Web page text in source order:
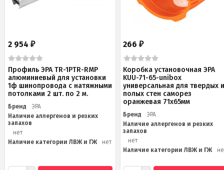
2 954 ₽
Профиль ЭРА TR-1PTR-RMP
алюминиевый для установки
1ф шинопровода с натяжными
потолками 2 шт. по 2 м.
Бренд
ЭРА
Наличие аллергенов и резких
запахов
нет
Наличие категории ЛВЖ и ГЖ
нет
266₽
Коробка установочная ЭРА
KUU-71-65-unibox
универсальная для твердых
полых стен саморез
оранжевая 71х65мм
Бренд
ЭРА
Наличие аллергенов и резких
запахов
нет
Наличие категории ЛВЖ и ГЖ